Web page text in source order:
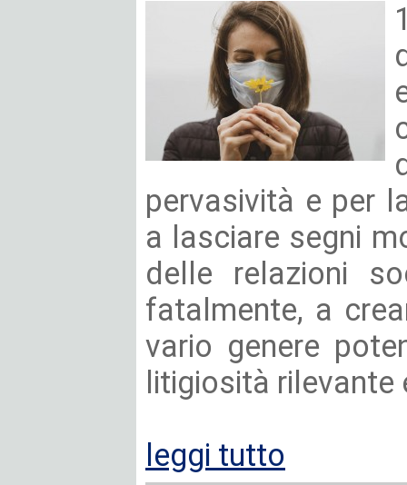
pervasività e per
a lasciare segni
delle relazioni
fatalmente, a
vario genere
litigiosità rilevante
leggi tutto